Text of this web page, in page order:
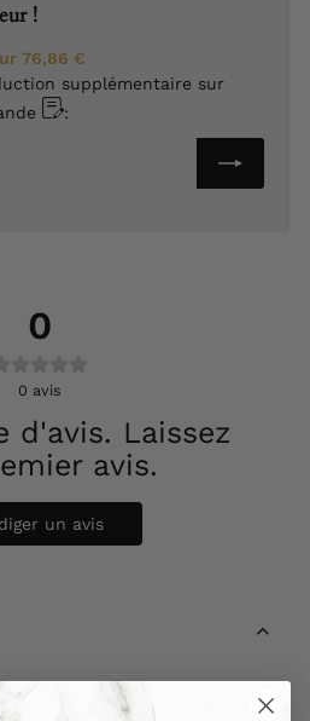
!
76,86 €
supplémentaire sur
:
0
0 avis
d'avis. Laissez
avis.
un avis
Home